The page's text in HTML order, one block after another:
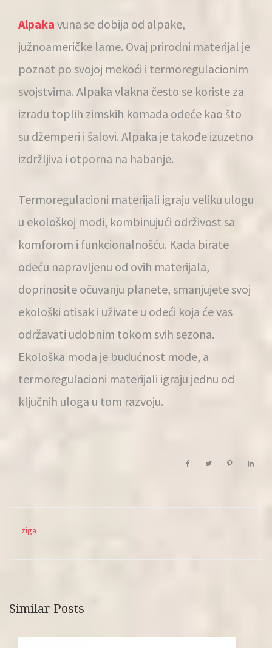
Alpaka vuna se dobija od alpake,
južnoameričke lame. Ovaj prirodni materijal je
poznat po svojoj mekoći i termoregulacionim
svojstvima. Alpaka vlakna često se koriste za
izradu toplih zimskih komada odeće kao što
su džemperi i šalovi. Alpaka je takođe izuzetno
izdržljiva i otporna na habanje.
Termoregulacioni materijali igraju veliku ulogu
u ekološkoj modi, kombinujući održivost sa
komforom i funkcionalnošću. Kada birate
odeću napravljenu od ovih materijala,
doprinosite očuvanju planete, smanjujete svoj
ekološki otisak i uživate u odeći koja će vas
održavati udobnim tokom svih sezona.
Ekološka moda je budućnost mode, a
termoregulacioni materijali igraju jednu od
ključnih uloga u tom razvoju.
ziga
Similar Posts